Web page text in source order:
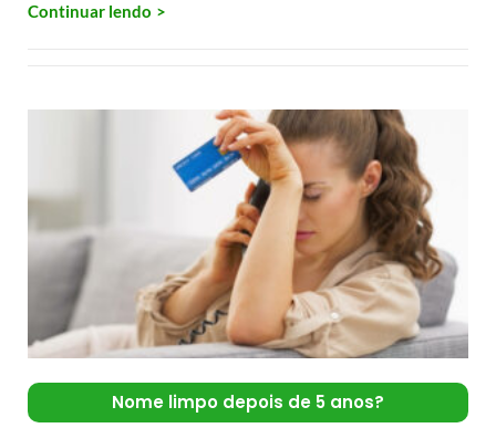
Continuar lendo
Nome limpo depois de 5 anos?